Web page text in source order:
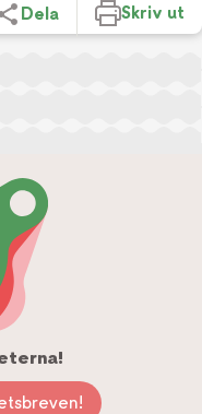
Dela Skriv ut